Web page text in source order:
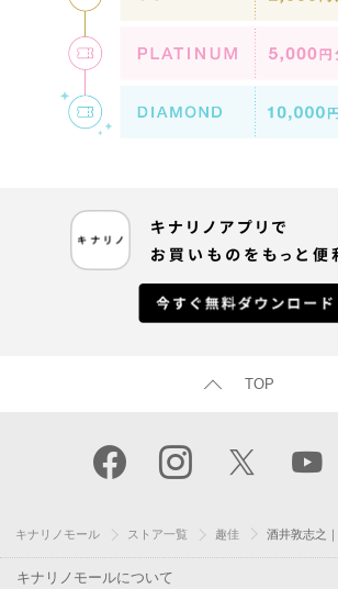
TOP
キナリノモール ストア一覧 趣佳 酒井敦志之
キナリノモールについて